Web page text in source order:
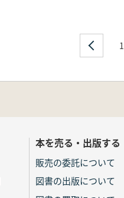
1
本を売る・出版する
販売の委託について
図書の出版について